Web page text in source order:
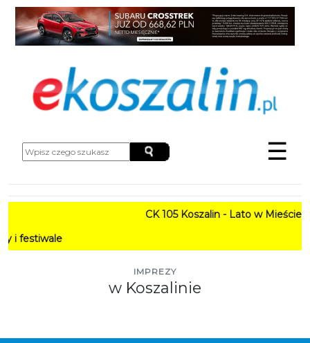
☰
CK 105 Koszalin - Lato w Mieście HARMONOGRAM
IMPREZY
w Koszalinie